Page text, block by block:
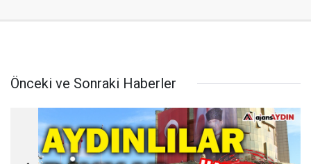
Önceki ve Sonraki Haberler